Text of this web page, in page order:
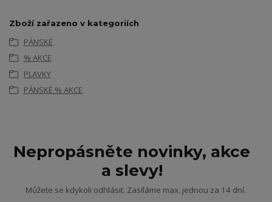
Zboží zařazeno v kategoriích
PÁNSKÉ
% AKCE
PLAVKY
PÁNSKÉ % AKCE
Nepropásněte novinky, akce
a slevy!
Můžete se kdykoli odhlásit. Zasíláme max. jednou za 14 dní.